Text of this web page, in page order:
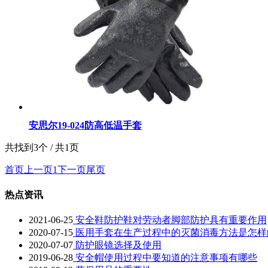
安思尔19-024防高低温手套
共找到3个 / 共1页
首页 上一页1下一页尾页
热点资讯
2021-06-25 安全鞋防护鞋对劳动者脚部防护具有重要作用
2020-07-15 医用手套在生产过程中的灭菌消毒方法是怎
2020-07-07 防护眼镜选择及使用
2019-06-28 安全帽使用过程中要知道的注意事项有哪些